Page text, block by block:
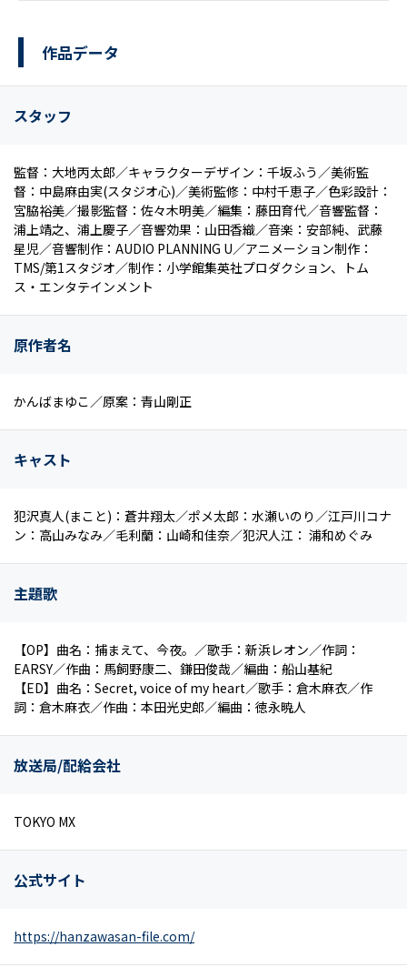
作品データ
スタッフ
監督：大地丙太郎／キャラクターデザイン：千坂ふう／美術監
督：中島麻由実(スタジオ心)／美術監修：中村千恵子／色彩設計：
宮脇裕美／撮影監督：佐々木明美／編集：藤田育代／音響監督：
浦上靖之、浦上慶子／音響効果：山田香織／音楽：安部純、武藤
星児／音響制作：AUDIO PLANNING U／アニメーション制作：
TMS/第1スタジオ／制作：小学館集英社プロダクション、トム
ス・エンタテインメント
原作者名
かんばまゆこ／原案：青山剛正
キャスト
犯沢真人(まこと)：蒼井翔太／ポメ太郎：水瀬いのり／江戸川コナ
ン：高山みなみ／毛利蘭：山崎和佳奈／犯沢人江： 浦和めぐみ
主題歌
【OP】曲名：捕まえて、今夜。／歌手：新浜レオン／作詞：
EARSY／作曲：馬飼野康二、鎌田俊哉／編曲：船山基紀
【ED】曲名：Secret, voice of my heart／歌手：倉木麻衣／作
詞：倉木麻衣／作曲：本田光史郎／編曲：徳永暁人
放送局/配給会社
TOKYO MX
公式サイト
https://hanzawasan-file.com/